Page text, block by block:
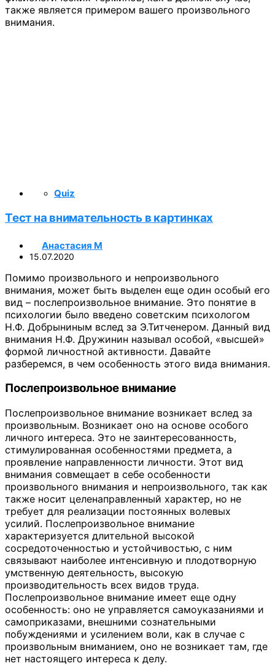
также является примером вашего произвольного
внимания.
Quiz
Тест на внимательность в картинках
Анастасия М
15.07.2020
Помимо произвольного и непроизвольного
внимания, может быть выделен еще один особый его
вид – послепроизвольное внимание. Это понятие в
психологии было введено советским психологом
Н.Ф. Добрыниным вслед за Э.Титченером. Данный вид
внимания Н.Ф. Дружинин называл особой, «высшей»
формой личностной активности. Давайте
разберемся, в чем особенность этого вида внимания.
Послепроизвольное внимание
Послепроизвольное внимание возникает вслед за
произвольным. Возникает оно на основе особого
личного интереса. Это не заинтересованность,
стимулированная особенностями предмета, а
проявление направленности личности. Этот вид
внимания совмещает в себе особенности
произвольного внимания и непроизвольного, так как
также носит целенаправленный характер, но не
требует для реализации постоянных волевых
усилий. Послепроизвольное внимание
характеризуется длительной высокой
сосредоточенностью и устойчивостью, с ним
связывают наиболее интенсивную и плодотворную
умственную деятельность, высокую
производительность всех видов труда.
Послепроизвольное внимание имеет еще одну
особенность: оно не управляется самоуказаниями и
самоприказами, внешними сознательными
побуждениями и усилением воли, как в случае с
произвольным вниманием, оно не возникает там, где
нет настоящего интереса к делу.